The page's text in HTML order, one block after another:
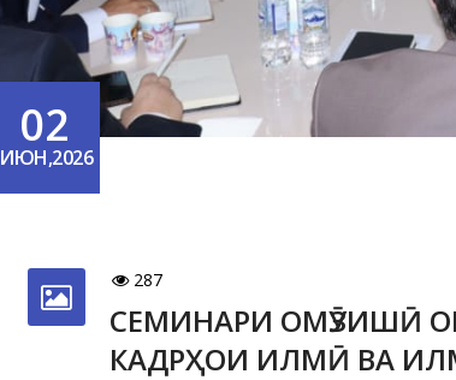
02
ИЮН,2026
287
СЕМИНАРИ ОМӮЗИШӢ
КАДРҲОИ ИЛМӢ ВА